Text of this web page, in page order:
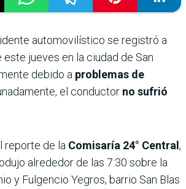
automovilístico se registró a
jueves en la ciudad de San
debido a problemas de
el conductor no sufrió
reporte de la Comisaría 24° Central ,
alrededor de las 7:30 sobre la
y Fulgencio Yegros, barrio San Blas